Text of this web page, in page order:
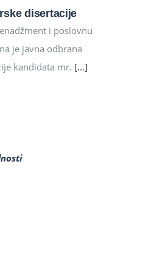
disertacije
i poslovnu
je javna odbrana
kandidata mr. [...]